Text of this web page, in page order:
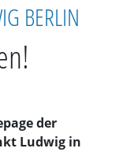
BERLIN
der
Ludwig in